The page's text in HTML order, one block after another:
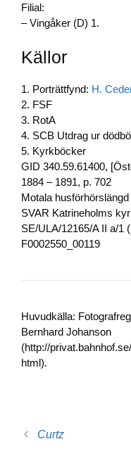
Filial:
– Vingåker (D) 1.
Källor
1. Porträttfynd: H.
2. FSF
3. RotA
4. SCB Utdrag ur
5. Kyrkböcker
GID 340.59.61400,
1884 – 1891, p. 702
Motala
SVAR Katrineholms
SE/ULA/12165/A II a/1
F0002550_00119
Huvudkälla:
Bernhard Johanson
(http://
html).
Curtz